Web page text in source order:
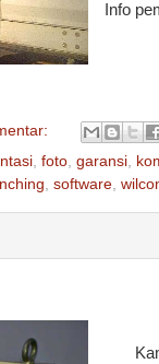
Info
foto garansi
software